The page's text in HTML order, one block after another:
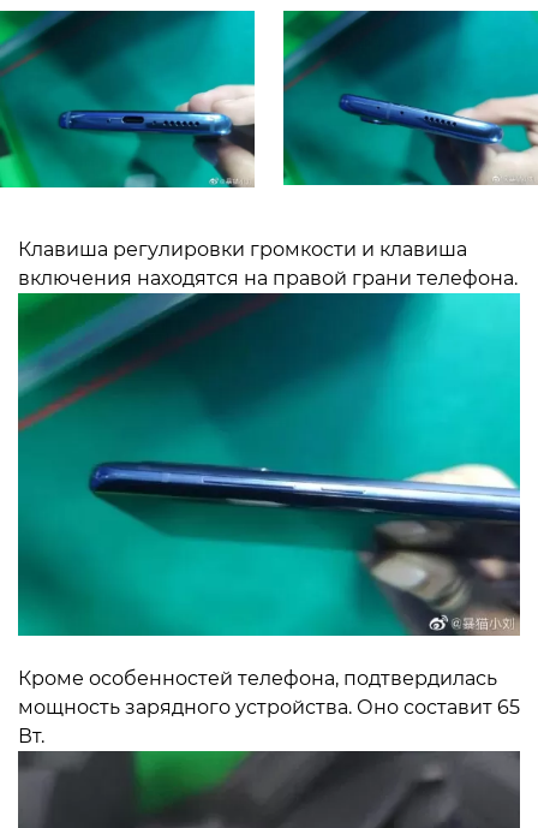
Клавиша регулировки громкости и клавиша
включения находятся на правой грани телефона.
Кроме особенностей телефона, подтвердилась
мощность зарядного устройства. Оно составит 65
Вт.